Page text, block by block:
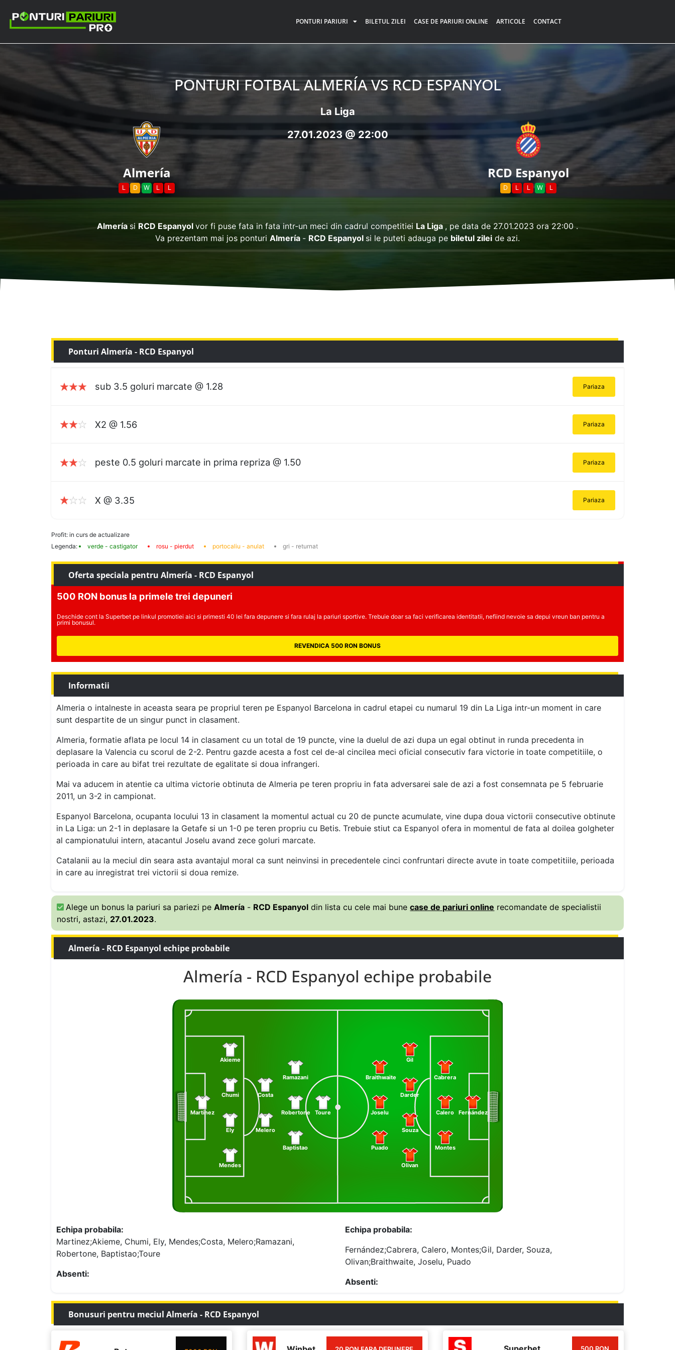
PONTURI PARIURI BILETUL ZILEI CASE DE PARIURI ONLINE ARTICOLE CONTACT
PONTURI FOTBAL ALMERÍA VS RCD ESPANYOL
Almería
L D W L L
La Liga
27.01.2023 @ 22:00
RCD Espanyol
D L L W L
Almería si RCD Espanyol vor fi puse fata in fata intr-un meci din cadrul competitiei La Liga , pe data de 27.01.2023 ora 22:00 .
Va prezentam mai jos ponturi Almería - RCD Espanyol si le puteti adauga pe biletul zilei de azi.
Ponturi Almería - RCD Espanyol
sub 3.5 goluri marcate @ 1.28 Pariaza
X2 @ 1.56 Pariaza
peste 0.5 goluri marcate in prima repriza @ 1.50 Pariaza
X @ 3.35 Pariaza
Profit: in curs de actualizare
Legenda:
verde - castigator rosu - pierdut portocaliu - anulat gri - returnat
Oferta speciala pentru Almería - RCD Espanyol
500 RON bonus la primele trei depuneri
Deschide cont la Superbet pe linkul promotiei aici si primesti 40 lei fara depunere si fara rulaj la pariuri sportive. Trebuie doar sa faci verificarea identitatii, nefiind nevoie sa depui vreun ban pentru a
primi bonusul.
REVENDICA 500 RON BONUS
Informatii
Almeria o intalneste in aceasta seara pe propriul teren pe Espanyol Barcelona in cadrul etapei cu numarul 19 din La Liga intr-un moment in care
sunt despartite de un singur punct in clasament.
Almeria, formatie aflata pe locul 14 in clasament cu un total de 19 puncte, vine la duelul de azi dupa un egal obtinut in runda precedenta in
deplasare la Valencia cu scorul de 2-2. Pentru gazde acesta a fost cel de-al cincilea meci oficial consecutiv fara victorie in toate competitiile, o
perioada in care au bifat trei rezultate de egalitate si doua infrangeri.
Mai va aducem in atentie ca ultima victorie obtinuta de Almeria pe teren propriu in fata adversarei sale de azi a fost consemnata pe 5 februarie
2011, un 3-2 in campionat.
Espanyol Barcelona, ocupanta locului 13 in clasament la momentul actual cu 20 de puncte acumulate, vine dupa doua victorii consecutive obtinute
in La Liga: un 2-1 in deplasare la Getafe si un 1-0 pe teren propriu cu Betis. Trebuie stiut ca Espanyol ofera in momentul de fata al doilea golgheter
al campionatului intern, atacantul Joselu avand zece goluri marcate.
Catalanii au la meciul din seara asta avantajul moral ca sunt neinvinsi in precedentele cinci confruntari directe avute in toate competitiile, perioada
in care au inregistrat trei victorii si doua remize.
Alege un bonus la pariuri sa pariezi peAlmería - RCD Espanyol din lista cu cele mai bunecase de pariuri online recomandate de specialistii
nostri, astazi, 27.01.2023.
Almería - RCD Espanyol echipe probabile
Almería - RCD Espanyol echipe probabile
Martinez
Akieme
Chumi
Ely
Mendes
Costa
Melero
Ramazani
Robertone
Baptistao
Toure Fernández
Cabrera
Calero
Montes
Gil
Darder
Souza
Olivan
Braithwaite
Joselu
Puado
Echipa probabila:
Martinez;Akieme, Chumi, Ely, Mendes;Costa, Melero;Ramazani,
Robertone, Baptistao;Toure
Absenti:
Echipa probabila:
Fernández;Cabrera, Calero, Montes;Gil, Darder, Souza,
Olivan;Braithwaite, Joselu, Puado
Absenti:
Bonusuri pentru meciul Almería - RCD Espanyol